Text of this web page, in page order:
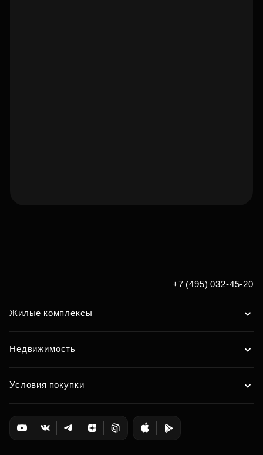
+7 (495) 032-45-20
Жилые комплексы
Недвижимость
Условия покупки